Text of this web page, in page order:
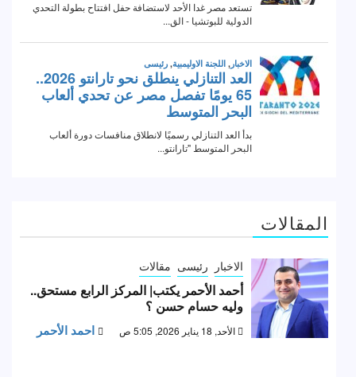
المقالات
الاخبار رئيسى مقالات
أحمد الأحمر يكتب| المركز الرابع مستحق..
وليه حسام حسن ؟
الأحد, 18 يناير 2026, 5:05 ص احمد الأحمر